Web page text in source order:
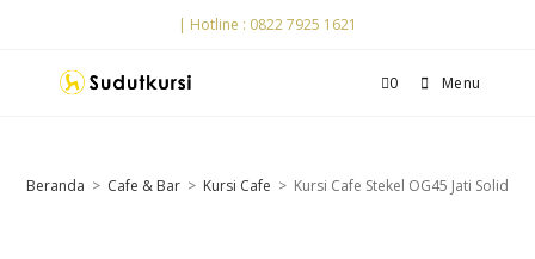
| Hotline : 0822 7925 1621
0 Menu
Beranda > Cafe & Bar > Kursi Cafe > Kursi Cafe Stekel OG45 Jati Solid